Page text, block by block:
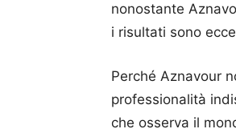
nonostante
i risultati sono
Perché Aznavour
professionalità
che osserva il